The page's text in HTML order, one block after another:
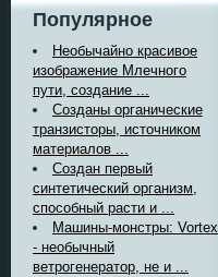
Популярное
Необычайно красивое
изображение Млечного
пути, создание ...
Созданы органические
транзисторы, источником
материалов ...
Создан первый
синтетический организм,
способный расти и ...
Машины-монстры: Vortex
- необычный
ветрогенератор, не и ...